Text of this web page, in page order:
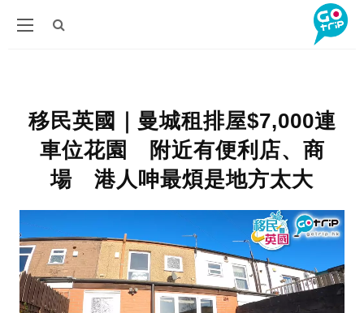
移民英國｜曼城租排屋$7,000連
車位花園 附近有便利店、商
場 港人呻最煩是地方太大